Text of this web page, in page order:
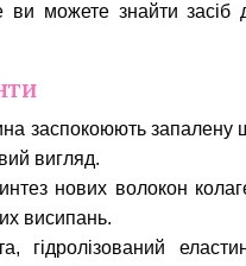
ви можете знайти засіб
заспокоюють запалену
вигляд.
нових волокон
висипань.
гідролізований